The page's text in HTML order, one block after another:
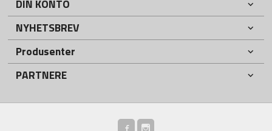
DIN KONTO
NYHETSBREV
Produsenter
PARTNERE